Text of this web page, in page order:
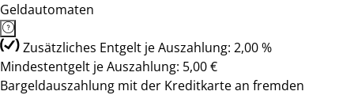
Geldautomaten
Zusätzliches Entgelt je Auszahlung: 2,00 %
Mindestentgelt je Auszahlung: 5,00 €
Bargeldauszahlung mit der Kreditkarte an fremden